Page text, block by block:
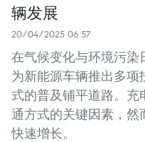
辆发展
20/04/2025 06:57
在气候变化与环境污染
为新能源车辆推出多
式的普及铺平道路。充
通方式的关键因素，然
快速增长。